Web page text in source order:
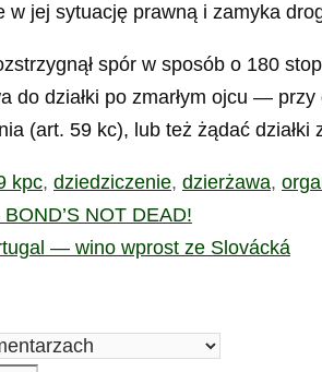
w jej sytuację prawną i zamyka
spór w sposób o 180
do działki po zmarłym ojcu —
(art. 59 kc), lub też żądać
kpc, dziedziczenie, dzierżawa,
NOT DEAD!
— wino wprost ze Slovácká